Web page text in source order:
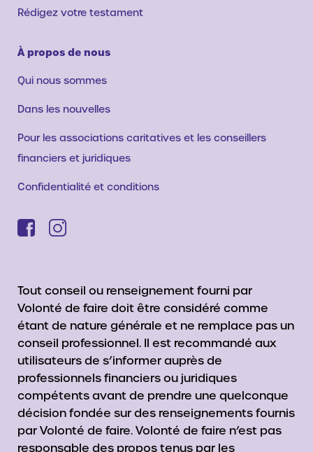
Rédigez votre testament
À propos de nous
Qui nous sommes
Dans les nouvelles
Pour les associations caritatives et les conseillers
financiers et juridiques
Confidentialité et conditions
Tout conseil ou renseignement fourni par
Volonté de faire doit être considéré comme
étant de nature générale et ne remplace pas un
conseil professionnel. Il est recommandé aux
utilisateurs de s’informer auprès de
professionnels financiers ou juridiques
compétents avant de prendre une quelconque
décision fondée sur des renseignements fournis
par Volonté de faire. Volonté de faire n’est pas
responsable des propos tenus par les